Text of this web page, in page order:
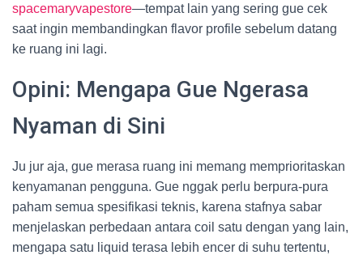
spacemaryvapestore—tempat lain yang sering gue cek
saat ingin membandingkan flavor profile sebelum datang
ke ruang ini lagi.
Opini: Mengapa Gue Ngerasa
Nyaman di Sini
Ju jur aja, gue merasa ruang ini memang memprioritaskan
kenyamanan pengguna. Gue nggak perlu berpura-pura
paham semua spesifikasi teknis, karena stafnya sabar
menjelaskan perbedaan antara coil satu dengan yang lain,
mengapa satu liquid terasa lebih encer di suhu tertentu,